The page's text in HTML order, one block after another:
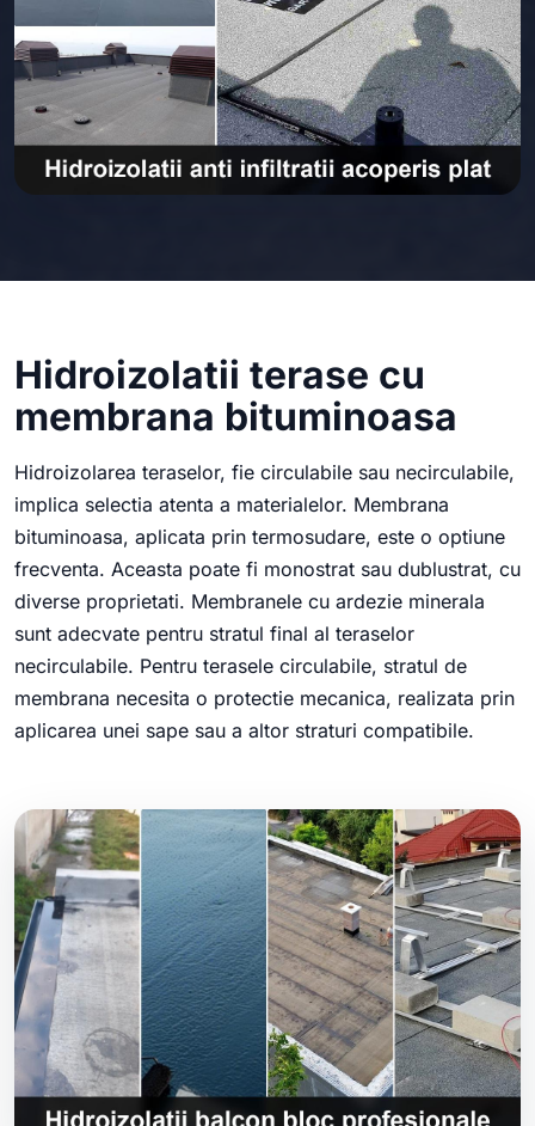
Hidroizolatii terase cu
membrana bituminoasa
Hidroizolarea teraselor, fie circulabile sau necirculabile,
implica selectia atenta a materialelor. Membrana
bituminoasa, aplicata prin termosudare, este o optiune
frecventa. Aceasta poate fi monostrat sau dublustrat, cu
diverse proprietati. Membranele cu ardezie minerala
sunt adecvate pentru stratul final al teraselor
necirculabile. Pentru terasele circulabile, stratul de
membrana necesita o protectie mecanica, realizata prin
aplicarea unei sape sau a altor straturi compatibile.